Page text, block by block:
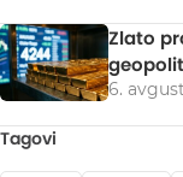
Zlato
6.
Tagovi